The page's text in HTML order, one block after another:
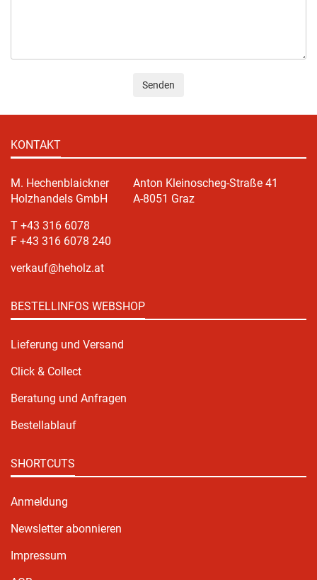
Senden
KONTAKT
M. Hechenblaickner
Holzhandels GmbH
Anton Kleinoscheg-Straße 41
A-8051 Graz
T +43 316 6078
F +43 316 6078 240
verkauf@heholz.at
BESTELLINFOS WEBSHOP
Lieferung und Versand
Click & Collect
Beratung und Anfragen
Bestellablauf
SHORTCUTS
Anmeldung
Newsletter abonnieren
Impressum